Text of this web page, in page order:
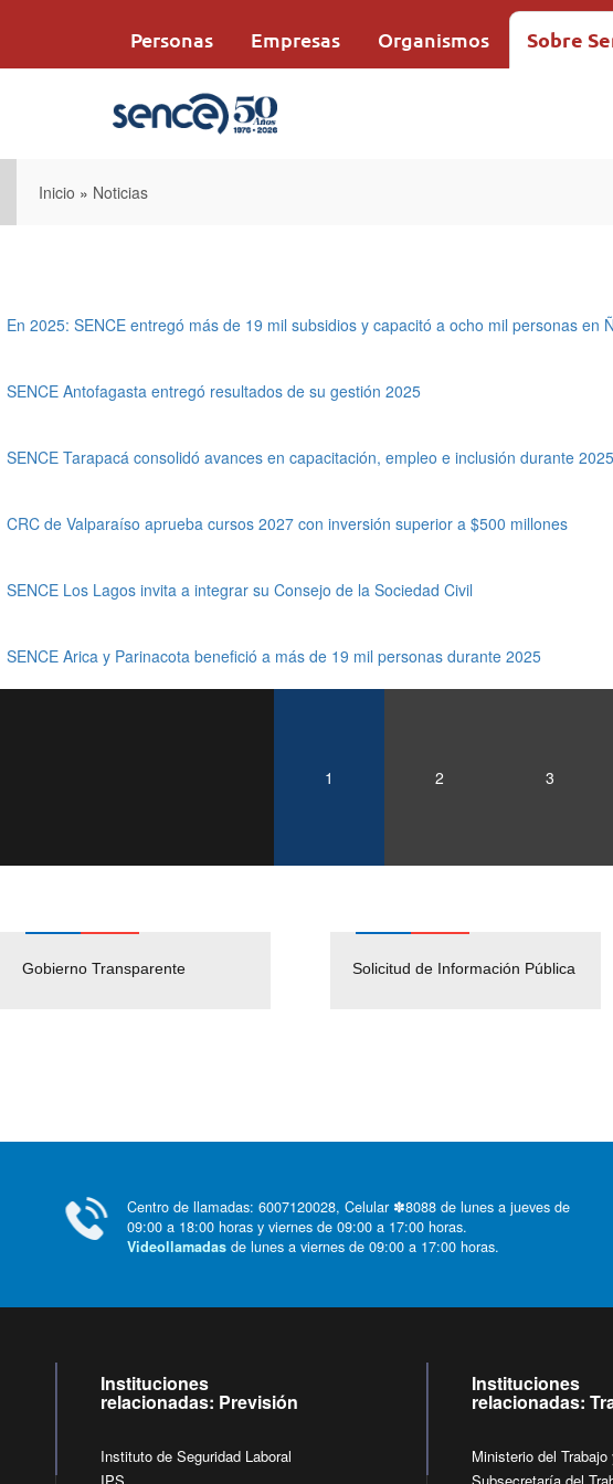
Personas Empresas Organismos Sobre
Inicio » Noticias
En 2025: SENCE entregó más de 19 mil subsidios y capacitó a ocho mil personas en
SENCE Antofagasta entregó resultados de su gestión 2025
SENCE Tarapacá consolidó avances en capacitación, empleo e inclusión durante 2025
CRC de Valparaíso aprueba cursos 2027 con inversión superior a $500 millones
SENCE Los Lagos invita a integrar su Consejo de la Sociedad Civil
SENCE Arica y Parinacota benefició a más de 19 mil personas durante 2025
1 2 3
Gobierno Transparente Solicitud de Información Pública
Pago Proveedores
Empleos
Centro de llamadas: 6007120028, Celular ✽8088 de lunes a jueves de
09:00 a 18:00 horas y viernes de 09:00 a 17:00 horas.
Videollamadas de lunes a viernes de 09:00 a 17:00 horas.
Instituciones
relacionadas: Previsión
Instituto de Seguridad Laboral
IPS
Instituciones
relacionadas:
Ministerio del
Subsecretaría del